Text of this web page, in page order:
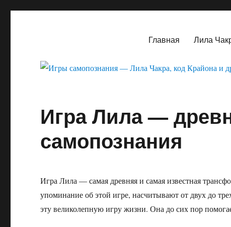
Игры самопознания —
Главная Лила
Игра Лила —
самопознания
Игра Лила — самая древняя и самая известная
упоминание об этой игре, насчитывают от двух до
эту великолепную игру жизни. Она до сих пор